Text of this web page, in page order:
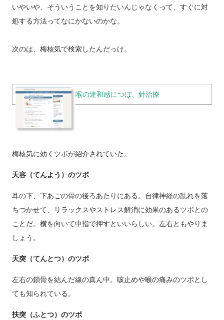
いやいや、そういうことを知りたいんじゃなくって、すぐに対
処する方法ってなにかないのかな。
次のは、梅核気で検索したんだっけ。
喉の違和感につぼ、針治療
梅核気に効くツボが紹介されていた。
天容（てんよう）のツボ
耳の下、下あごの骨の後ろあたりにある。自律神経の乱れを落
ちつかせて、リラックスやストレス解消に効果のあるツボとの
ことだ。横を向いて中指で押すといいらしい。左右ともやりま
しょう。
天突（てんとつ）のツボ
左右の鎖骨を結んだ線の真ん中。咳止めや喉の痛みのツボとし
ても知られている。
扶突（ふとつ）のツボ